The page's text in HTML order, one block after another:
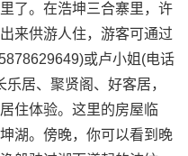
。在浩坤三合寨里，许
来供游人住，游客可通过
或卢小姐(电话
居、聚贤阁、好客居，
住体验。这里的房屋临
湖。傍晚，你可以看到晚